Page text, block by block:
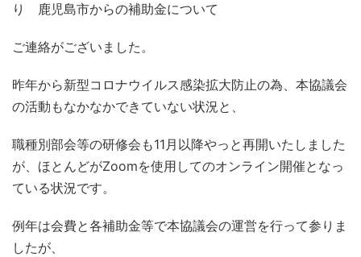
り 鹿児島市からの補助金について
ご連絡がございました。
昨年から新型コロナウイルス感染拡大防止の為、本協議会
の活動もなかなかできていない状況と、
職種別部会等の研修会も11月以降やっと再開いたしました
が、ほとんどがZoomを使用してのオンライン開催となっ
ている状況です。
例年は会費と各補助金等で本協議会の運営を行って参りま
したが、